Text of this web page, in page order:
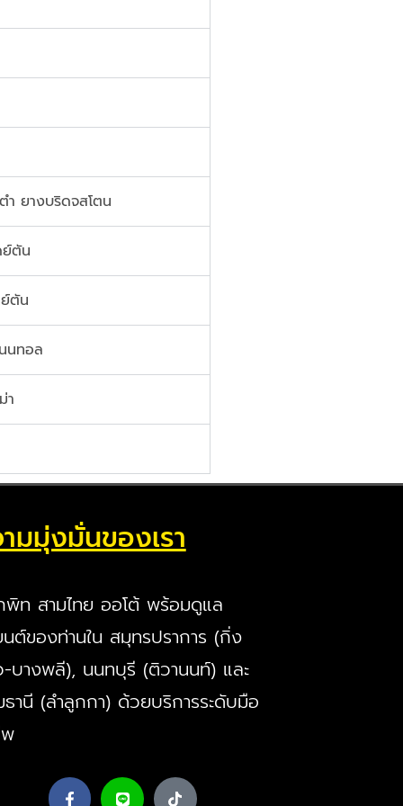
ยางบริดจสโตน
ย์ตัน
ตัน
นทอล
า
มมุ่งมั่นของเรา
ท สามไทย ออโต้ พร้อมดูแล
ต์ของท่านใน สมุทรปราการ (กิ่ง
บางพลี), นนทบุรี (ติวานนท์) และ
านี (ลำลูกกา) ด้วยบริการระดับมือ